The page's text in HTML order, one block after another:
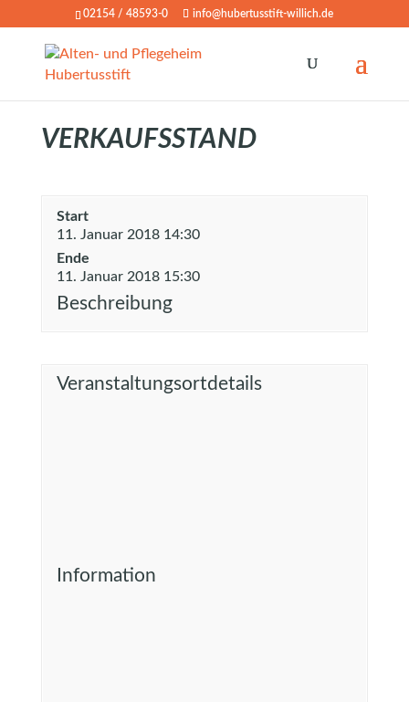
02154 / 48593-0 info@hubertusstift-willich.de
VERKAUFSSTAND
Start
11. Januar 2018 14:30
Ende
11. Januar 2018 15:30
Beschreibung
Veranstaltungsortdetails
Information